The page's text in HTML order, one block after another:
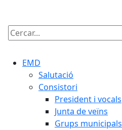
Cercar:
EMD
Salutació
Consistori
President i vocals
Junta de veïns
Grups municipals